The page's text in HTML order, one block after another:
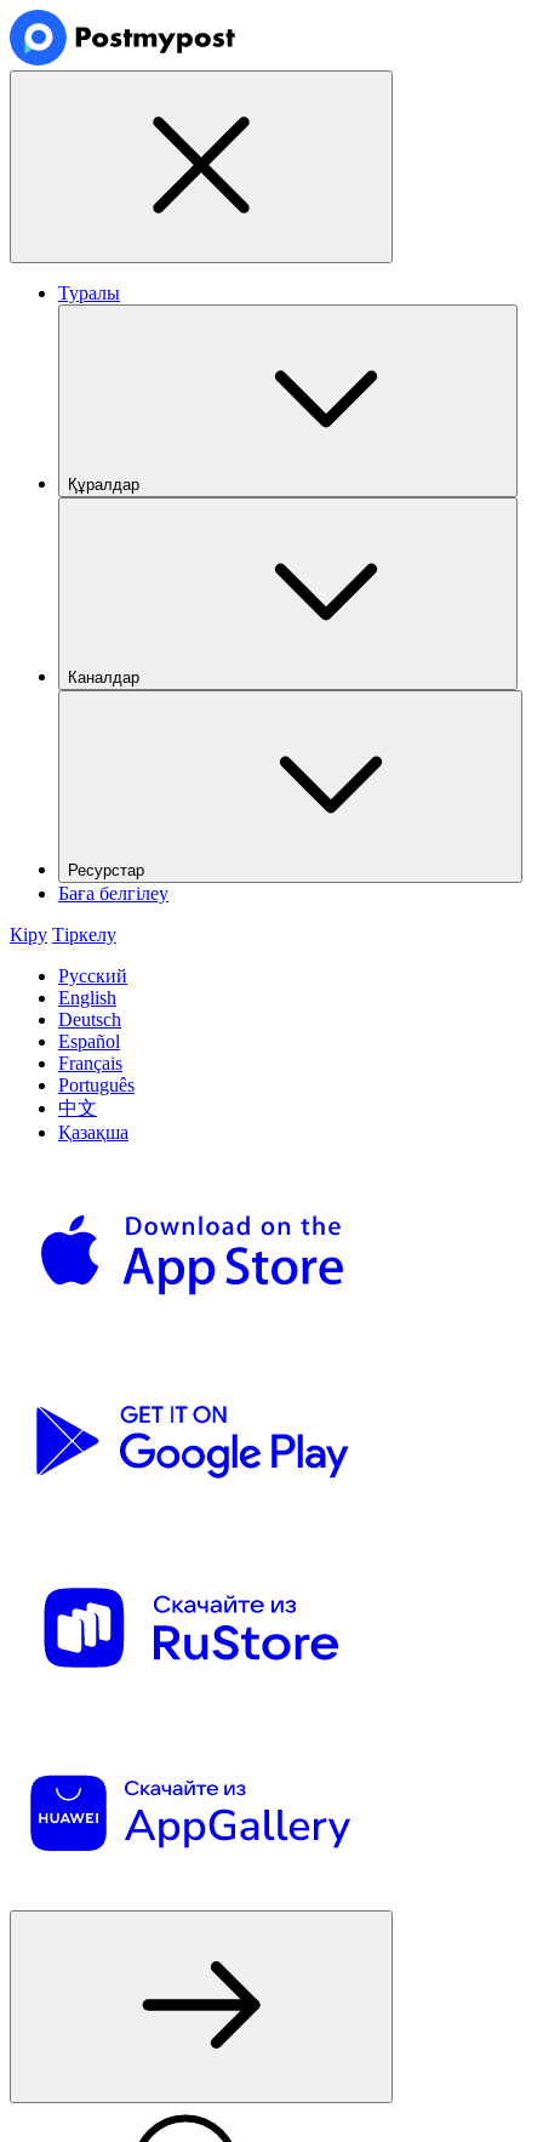
Туралы
Құралдар
Каналдар
Ресурстар
Баға белгілеу
Кіру Тіркелу
Русский
English
Deutsch
Español
Français
Português
中文
Қазақша